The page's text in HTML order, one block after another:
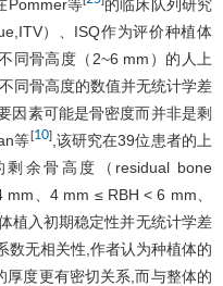
Pommer等
的临床队列研究
）、ISQ作为评价种植体
同骨高度（2~6 mm）的人上
同骨高度的数值并无统计学差
因素可能是骨密度而并非是剩
等[10],该研究在39位患者的上
余骨高度（residual bone
、4 mm ≤ RBH < 6 mm、
植入初期稳定性并无统计学差
数无相关性,作者认为种植体的
度更有密切关系,而与整体的